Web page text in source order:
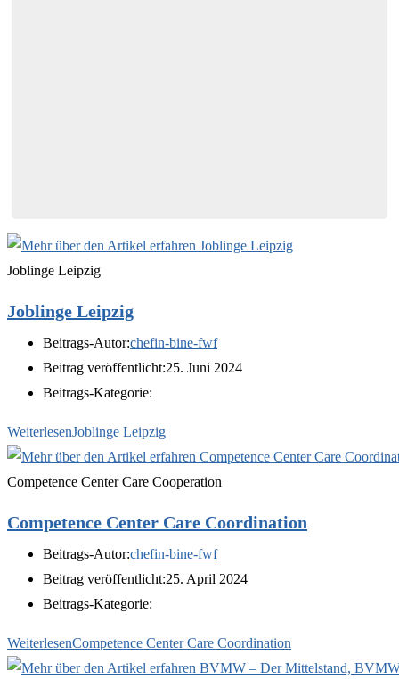
Joblinge Leipzig
Joblinge Leipzig
Beitrags-Autor:chefin-bine-fwf
Beitrag veröffentlicht:25. Juni 2024
Beitrags-Kategorie:
WeiterlesenJoblinge Leipzig
Competence Center Care Cooperation
Competence Center Care Coordination
Beitrags-Autor:chefin-bine-fwf
Beitrag veröffentlicht:25. April 2024
Beitrags-Kategorie:
WeiterlesenCompetence Center Care Coordination